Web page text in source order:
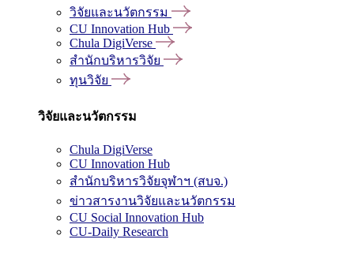
วิจัยและนวัตกรรม
CU Innovation Hub
Chula DigiVerse
สำนักบริหารวิจัย
ทุนวิจัย
วิจัยและนวัตกรรม
Chula DigiVerse
CU Innovation Hub
สำนักบริหารวิจัยจุฬาฯ (สบจ.)
ข่าวสารงานวิจัยและนวัตกรรม
CU Social Innovation Hub
CU-Daily Research